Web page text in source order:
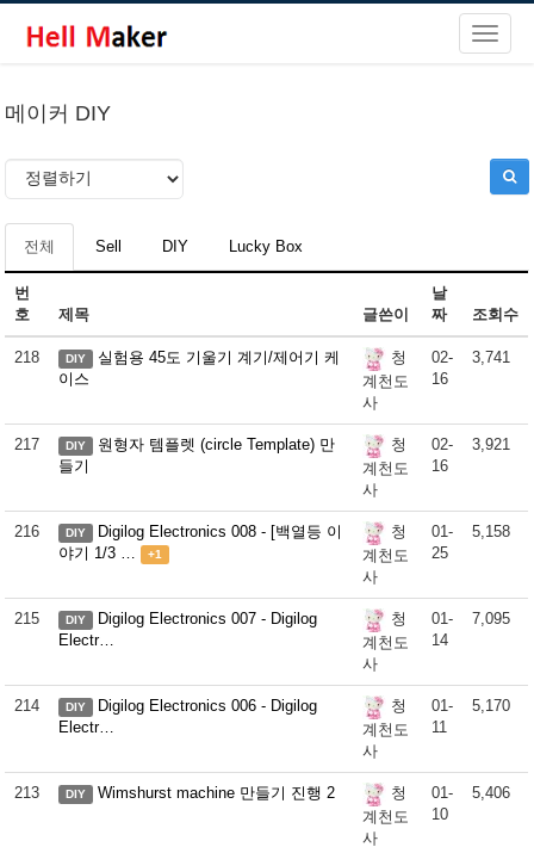
메이커 DIY
전체 Sell DIY Lucky Box
번
호
제목 글쓴이
날
짜
조회수
218 DIY
실험용 45도 기울기 계기/제어기 케
이스
청
계천도
사
02-
16
3,741
217 DIY
원형자 템플렛 (circle Template) 만
들기
청
계천도
사
02-
16
3,921
216 DIY
Digilog Electronics 008 - [백열등 이
야기 1/3 …
+1
청
계천도
사
01-
25
5,158
215 DIY
Digilog Electronics 007 - Digilog
Electr…
청
계천도
사
01-
14
7,095
214 DIY
Digilog Electronics 006 - Digilog
Electr…
청
계천도
사
01-
11
5,170
213 DIY Wimshurst machine 만들기 진행 2
청
계천도
사
01-
10
5,406